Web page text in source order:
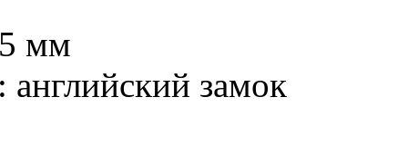
мм
английский замок